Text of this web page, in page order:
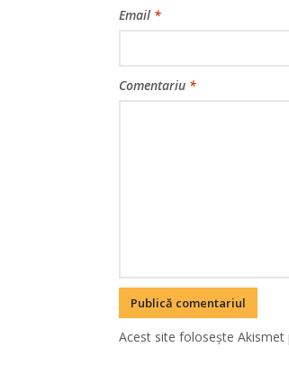
Email *
Comentariu *
Acest site folosește Akismet